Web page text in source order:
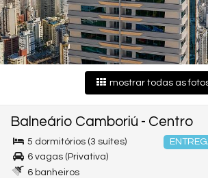
mostrar todas as
Balneário Camboriú - Centro
5 dormitórios (3 suítes)
6 vagas (Privativa)
6 banheiros